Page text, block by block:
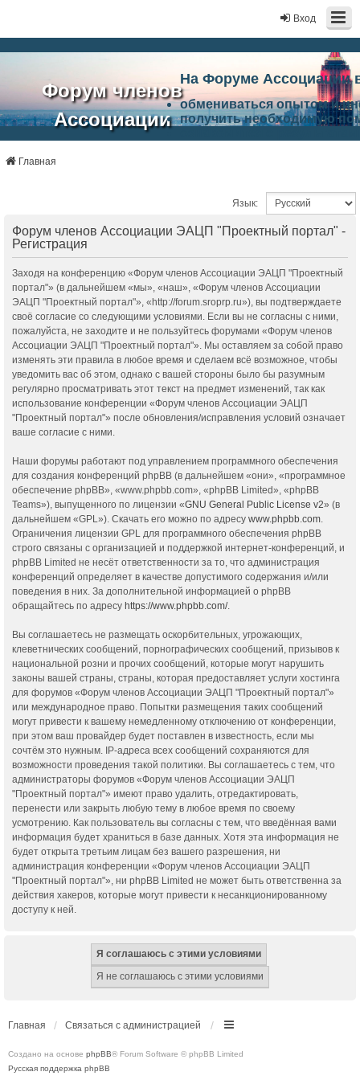
Вход
Форум членов
Ассоциации
На Форуме Ассоциации
обмениваться опытом и
получить необходимую
Список целей и
работа Форума
Ассоциации.
Главная
Язык:
Форум членов Ассоциации ЭАЦП "Проектный портал" -
Регистрация
Заходя на конференцию «Форум членов Ассоциации ЭАЦП "Проектный
портал"» (в дальнейшем «мы», «наш», «Форум членов Ассоциации
ЭАЦП "Проектный портал"», «http://forum.sroprp.ru»), вы подтверждаете
своё согласие со следующими условиями. Если вы не согласны с ними,
пожалуйста, не заходите и не пользуйтесь форумами «Форум членов
Ассоциации ЭАЦП "Проектный портал"». Мы оставляем за собой право
изменять эти правила в любое время и сделаем всё возможное, чтобы
уведомить вас об этом, однако с вашей стороны было бы разумным
регулярно просматривать этот текст на предмет изменений, так как
использование конференции «Форум членов Ассоциации ЭАЦП
"Проектный портал"» после обновления/исправления условий означает
ваше согласие с ними.
Наши форумы работают под управлением программного обеспечения
для создания конференций phpBB (в дальнейшем «они», «программное
обеспечение phpBB», «www.phpbb.com», «phpBB Limited», «phpBB
Teams»), выпущенного по лицензии «GNU General Public License v2» (в
дальнейшем «GPL»). Скачать его можно по адресу www.phpbb.com
Ограничения лицензии GPL для программного обеспечения phpBB
строго связаны с организацией и поддержкой интернет-конференций, и
phpBB Limited не несёт ответственности за то, что администрация
конференций определяет в качестве допустимого содержания и/или
поведения в них. За дополнительной информацией о phpBB
обращайтесь по адресу https://www.phpbb.com/.
Вы соглашаетесь не размещать оскорбительных, угрожающих,
клеветнических сообщений, порнографических сообщений, призывов к
национальной розни и прочих сообщений, которые могут нарушить
законы вашей страны, страны, которая предоставляет услуги хостинга
для форумов «Форум членов Ассоциации ЭАЦП "Проектный портал"»
или международное право. Попытки размещения таких сообщений
могут привести к вашему немедленному отключению от конференции,
при этом ваш провайдер будет поставлен в известность, если мы
сочтём это нужным. IP-адреса всех сообщений сохраняются для
возможности проведения такой политики. Вы соглашаетесь с тем, что
администраторы форумов «Форум членов Ассоциации ЭАЦП
"Проектный портал"» имеют право удалить, отредактировать,
перенести или закрыть любую тему в любое время по своему
усмотрению. Как пользователь вы согласны с тем, что введённая вами
информация будет храниться в базе данных. Хотя эта информация не
будет открыта третьим лицам без вашего разрешения, ни
администрация конференции «Форум членов Ассоциации ЭАЦП
"Проектный портал"», ни phpBB Limited не может быть ответственна за
действия хакеров, которые могут привести к несанкционированному
доступу к ней.
Главная Связаться с администрацией
Создано на основе phpBB® Forum Software © phpBB Limited
Русская поддержка phpBB